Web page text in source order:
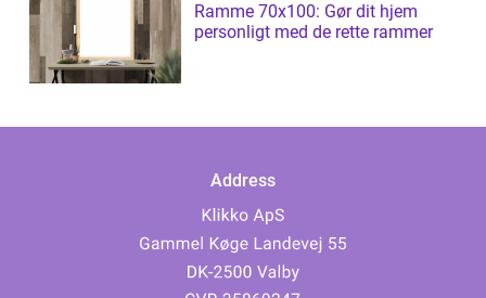
Ramme 70x100: Gør dit hjem
personligt med de rette rammer
Address